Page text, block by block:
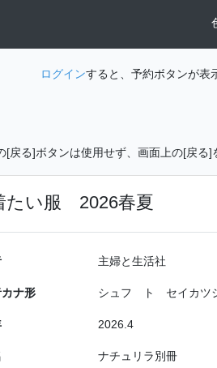
ログインすると、予約ボタンが表
戻る]ボタンは使用せず、画面上の[戻る]
たい服 2026春夏
主婦と生活社
ナ形 シュフ ト セイカツ
2026.4
ナチュリラ別冊